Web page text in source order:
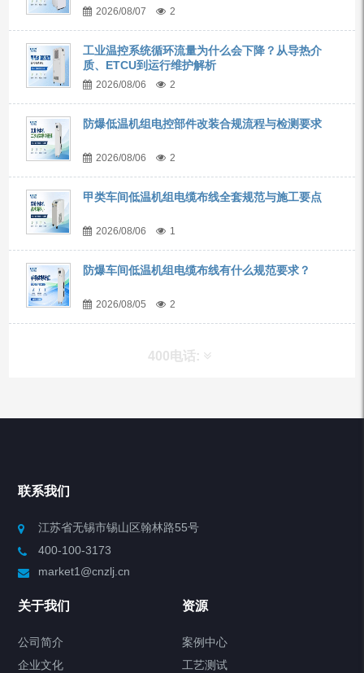
2026/08/07 2
工业温控系统循环流量为什么会下降？从导热介
质、ETCU到运行维护解析
2026/08/06 2
防爆低温机组电控部件改装合规流程与检测要求
2026/08/06 2
甲类车间低温机组电缆布线全套规范与施工要点
2026/08/06 1
防爆车间低温机组电缆布线有什么规范要求？
2026/08/05 2
400电话:
制冷加热动态控温系统
Chiller气体控温系统
联系我们
江苏省无锡市锡山区翰林路55号
400-100-3173
market1@cnzlj.cn
关于我们
公司简介
企业文化
资源
案例中心
工艺测试